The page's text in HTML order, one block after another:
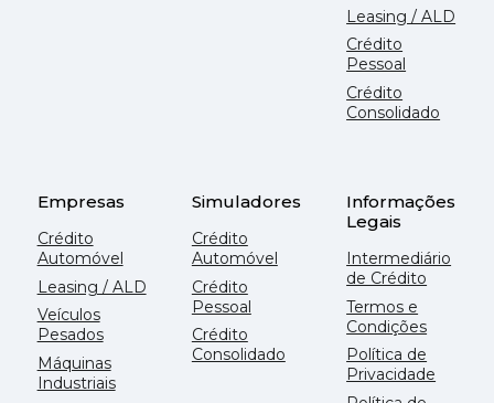
Leasing / ALD
Crédito
Pessoal
Crédito
Consolidado
Empresas
Crédito
Automóvel
Leasing / ALD
Veículos
Pesados
Máquinas
Industriais
Simuladores
Crédito
Automóvel
Crédito
Pessoal
Crédito
Consolidado
Informações
Legais
Intermediário
de Crédito
Termos e
Condições
Política de
Privacidade